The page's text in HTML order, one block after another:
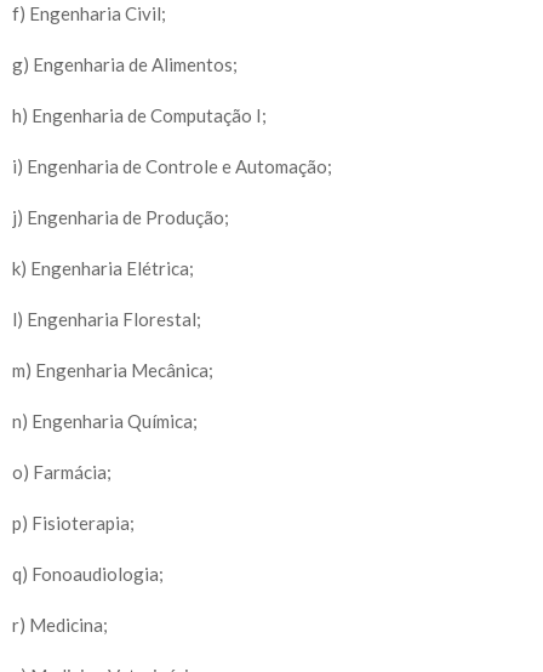
f) Engenharia Civil;
g) Engenharia de Alimentos;
h) Engenharia de Computação I;
i) Engenharia de Controle e Automação;
j) Engenharia de Produção;
k) Engenharia Elétrica;
l) Engenharia Florestal;
m) Engenharia Mecânica;
n) Engenharia Química;
o) Farmácia;
p) Fisioterapia;
q) Fonoaudiologia;
r) Medicina;